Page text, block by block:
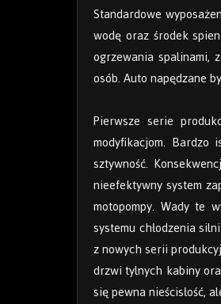
Standardowe
wodę oraz środek
ogrzewania spalinami,
osób. Auto napędzane
Pierwsze serie
modyfikacjom. Bardzo
sztywność.
nieefektywny system
motopompy. Wady te
systemu chłodzenia
z nowych serii
drzwi tylnych kabiny
się pewna nieścisłość,